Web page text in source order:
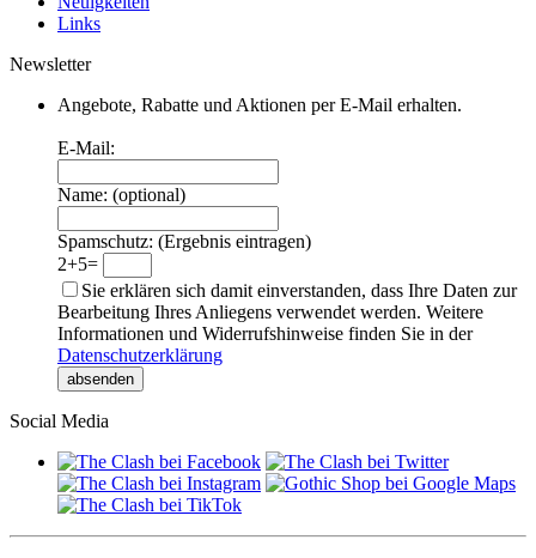
Links
Newsletter
Angebote, Rabatte und Aktionen per E-Mail erhalten.
E-Mail:
Name: (optional)
Spamschutz: (Ergebnis eintragen)
2+5=
Sie erklären sich damit einverstanden, dass Ihre Daten zur
Bearbeitung Ihres Anliegens verwendet werden. Weitere
Informationen und Widerrufshinweise finden Sie in der
Datenschutzerklärung
absenden
Social Media